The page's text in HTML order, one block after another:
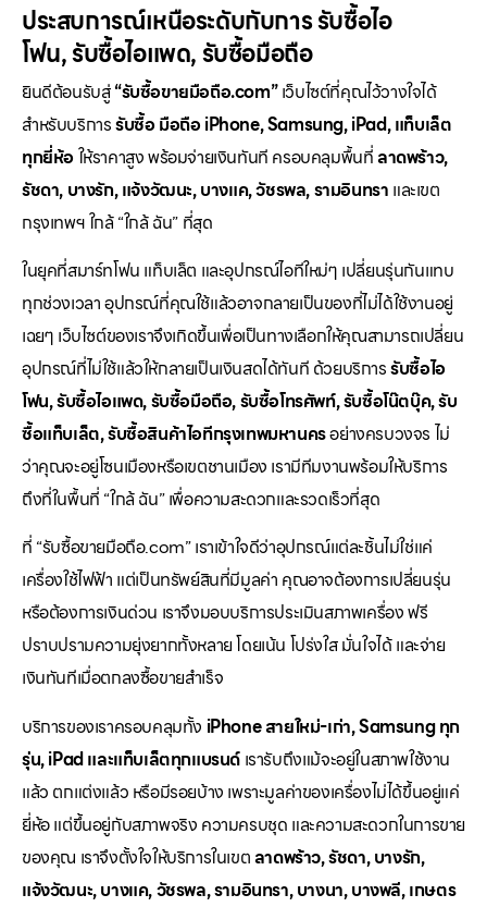
ประสบการณ์เหนือระดับกับการรับซื้อไอ
โฟน,รับซื้อไอแพด,รับซื้อมือถือ
ยินดีต้อนรับสู่“รับซื้อขายมือถือ.com”เว็บไซต์ที่คุณไว้วางใจได้
สำหรับบริการรับซื้อ มือถือ iPhone, Samsung, iPad, แท็บเล็ต
ทุกยี่ห้อให้ราคาสูง พร้อมจ่ายเงินทันที ครอบคลุมพื้นที่ลาดพร้าว,
รัชดา, บางรัก, แจ้งวัฒนะ, บางแค, วัชรพล, รามอินทรา และเขต
กรุงเทพฯ ใกล้ “ใกล้ ฉัน” ที่สุด
ในยุคที่สมาร์ทโฟน แท็บเล็ต และอุปกรณ์ไอทีใหม่ๆ เปลี่ยนรุ่นกันแทบ
ทุกช่วงเวลา อุปกรณ์ที่คุณใช้แล้วอาจกลายเป็นของที่ไม่ได้ใช้งานอยู่
เฉยๆ เว็บไซต์ของเราจึงเกิดขึ้นเพื่อเป็นทางเลือกให้คุณสามารถเปลี่ยน
อุปกรณ์ที่ไม่ใช้แล้วให้กลายเป็นเงินสดได้ทันที ด้วยบริการรับซื้อไอ
โฟน, รับซื้อไอแพด, รับซื้อมือถือ, รับซื้อโทรศัพท์, รับซื้อโน๊ตบุ๊ค, รับ
ซื้อแท็บเล็ต, รับซื้อสินค้าไอทีกรุงเทพมหานครอย่างครบวงจร ไม่
ว่าคุณจะอยู่โซนเมืองหรือเขตชานเมือง เรามีทีมงานพร้อมให้บริการ
ถึงที่ในพื้นที่ “ใกล้ ฉัน” เพื่อความสะดวกและรวดเร็วที่สุด
ที่ “รับซื้อขายมือถือ.com” เราเข้าใจดีว่าอุปกรณ์แต่ละชิ้นไม่ใช่แค่
เครื่องใช้ไฟฟ้า แต่เป็นทรัพย์สินที่มีมูลค่า คุณอาจต้องการเปลี่ยนรุ่น
หรือต้องการเงินด่วน เราจึงมอบบริการประเมินสภาพเครื่อง ฟรี
ปราบปรามความยุ่งยากทั้งหลาย โดยเน้น โปร่งใส มั่นใจได้ และจ่าย
เงินทันทีเมื่อตกลงซื้อขายสำเร็จ
บริการของเราครอบคลุมทั้ง iPhone สายใหม่-เก่า, Samsung ทุก
รุ่น, iPad และแท็บเล็ตทุกแบรนด์ เรารับถึงแม้จะอยู่ในสภาพใช้งาน
แล้ว ตกแต่งแล้ว หรือมีรอยบ้าง เพราะมูลค่าของเครื่องไม่ได้ขึ้นอยู่แค่
ยี่ห้อ แต่ขึ้นอยู่กับสภาพจริง ความครบชุด และความสะดวกในการขาย
ของคุณ เราจึงตั้งใจให้บริการในเขตลาดพร้าว, รัชดา, บางรัก,
แจ้งวัฒนะ, บางแค, วัชรพล, รามอินทรา, บางนา, บางพลี, เกษตร